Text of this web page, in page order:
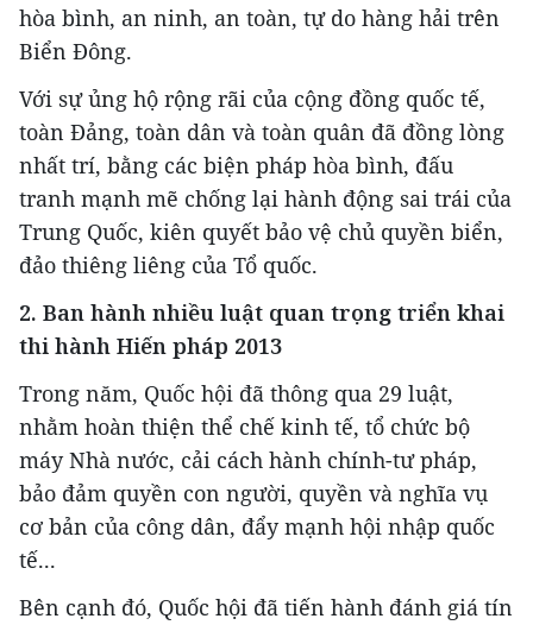
hòa bình, an ninh, an toàn, tự do hàng hải trên
Biển Đông.
Với sự ủng hộ rộng rãi của cộng đồng quốc tế,
toàn Đảng, toàn dân và toàn quân đã đồng lòng
nhất trí, bằng các biện pháp hòa bình, đấu
tranh mạnh mẽ chống lại hành động sai trái của
Trung Quốc, kiên quyết bảo vệ chủ quyền biển,
đảo thiêng liêng của Tổ quốc.
2. Ban hành nhiều luật quan trọng triển khai
thi hành Hiến pháp 2013
Trong năm, Quốc hội đã thông qua 29 luật,
nhằm hoàn thiện thể chế kinh tế, tổ chức bộ
máy Nhà nước, cải cách hành chính-tư pháp,
bảo đảm quyền con người, quyền và nghĩa vụ
cơ bản của công dân, đẩy mạnh hội nhập quốc
tế...
Bên cạnh đó, Quốc hội đã tiến hành đánh giá tín